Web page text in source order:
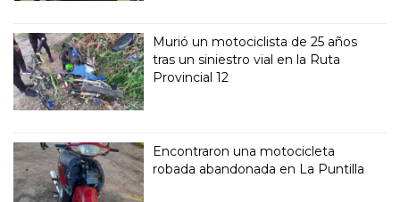
Murió un motociclista de 25 años
tras un siniestro vial en la Ruta
Provincial 12
Encontraron una motocicleta
robada abandonada en La Puntilla